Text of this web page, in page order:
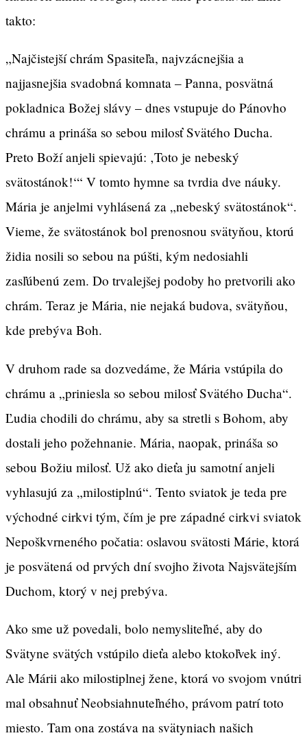
takto:
„Najčistejší chrám Spasiteľa, najvzácnejšia a
najjasnejšia svadobná komnata – Panna, posvätná
pokladnica Božej slávy – dnes vstupuje do Pánovho
chrámu a prináša so sebou milosť Svätého Ducha.
Preto Boží anjeli spievajú: ‚Toto je nebeský
svätostánok!‘“ V tomto hymne sa tvrdia dve náuky.
Mária je anjelmi vyhlásená za „nebeský svätostánok“.
Vieme, že svätostánok bol prenosnou svätyňou, ktorú
židia nosili so sebou na púšti, kým nedosiahli
zasľúbenú zem. Do trvalejšej podoby ho pretvorili ako
chrám. Teraz je Mária, nie nejaká budova, svätyňou,
kde prebýva Boh.
V druhom rade sa dozvedáme, že Mária vstúpila do
chrámu a „priniesla so sebou milosť Svätého Ducha“.
Ľudia chodili do chrámu, aby sa stretli s Bohom, aby
dostali jeho požehnanie. Mária, naopak, prináša so
sebou Božiu milosť. Už ako dieťa ju samotní anjeli
vyhlasujú za „milostiplnú“. Tento sviatok je teda pre
východné cirkvi tým, čím je pre západné cirkvi sviatok
Nepoškvrneného počatia: oslavou svätosti Márie, ktorá
je posvätená od prvých dní svojho života Najsvätejším
Duchom, ktorý v nej prebýva.
Ako sme už povedali, bolo nemysliteľné, aby do
Svätyne svätých vstúpilo dieťa alebo ktokoľvek iný.
Ale Márii ako milostiplnej žene, ktorá vo svojom vnútri
mal obsahnuť Neobsiahnuteľného, právom patrí toto
miesto. Tam ona zostáva na svätyniach našich